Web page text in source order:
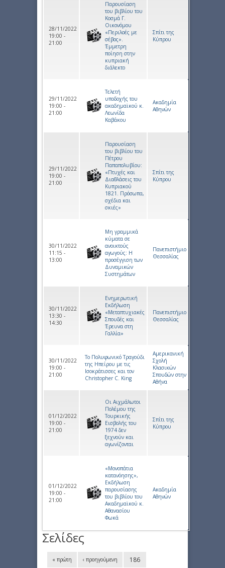
28/11/2022
19:00 -
21:00
Παρουσίαση
του βιβλίου του
Κοσμά Γ.
Οικονόμου
«Περιλοές με
σέβος».
Έμμετρη
ποίηση στην
κυπριακή
διάλεκτο
Σπίτι της
Κύπρου
29/11/2022
19:00 -
21:00
Tελετή
υποδοχής του
ακαδημαϊκού κ.
Λεωνίδα
Καβάκου
Ακαδημία
Αθηνών
29/11/2022
19:00 -
21:00
Παρουσίαση
του βιβλίου του
Πέτρου
Παπαπολυβίου:
«Πτυχές και
Διαθλάσεις του
Κυπριακού
1821. Πρόσωπα,
σχέδια και
σκιές»
Σπίτι της
Κύπρου
30/11/2022
11:15 -
13:00
Μη γραμμικά
κύματα σε
ανοικτούς
αγωγούς: Η
προσέγγιση των
Δυναμικών
Συστημάτων
Πανεπιστήμιο
Θεσσαλίας
30/11/2022
13:30 -
14:30
Ενημερωτική
Εκδήλωση
«Μεταπτυχιακές
Σπουδές και
Έρευνα στη
Γαλλία»
Πανεπιστήμιο
Θεσσαλίας
30/11/2022
19:00 -
21:00
Το Πολυφωνικό Τραγούδι
της Ηπείρου με τις
Ισοκράτισσες και τον
Christopher C. King
Αμερικανική
Σχολή
Κλασικών
Σπουδών στην
Αθήνα
01/12/2022
19:00 -
21:00
Οι Αιχμάλωτοι
Πολέμου της
Τουρκικής
Εισβολής του
1974 δεν
ξεχνούν και
αγωνίζονται
Σπίτι της
Κύπρου
01/12/2022
19:00 -
21:00
«Μονοπάτια
κατανόησης»,
Εκδήλωση
παρουσίασης
του βιβλίου του
Ακαδημαϊκού κ.
Αθανασίου
Φωκά
Ακαδημία
Αθηνών
Σελίδες
« πρώτη ‹ προηγούμενη 186